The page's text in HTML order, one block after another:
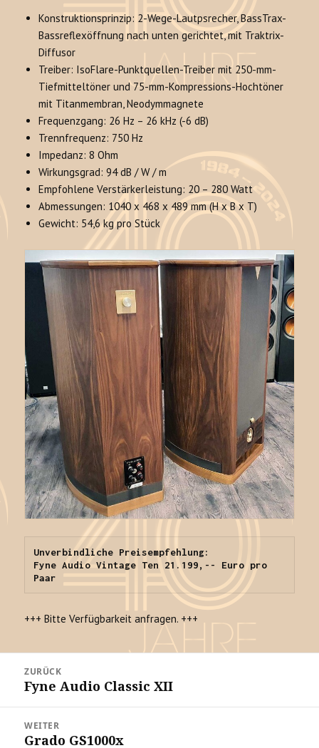
Konstruktionsprinzip: 2-Wege-Lautpsrecher, BassTrax-
Bassreflexöffnung nach unten gerichtet, mit Traktrix-
Diffusor
Treiber: IsoFlare-Punktquellen-Treiber mit 250-mm-
Tiefmitteltöner und 75-mm-Kompressions-Hochtöner
mit Titanmembran, Neodymmagnete
Frequenzgang: 26 Hz – 26 kHz (-6 dB)
Trennfrequenz: 750 Hz
Impedanz: 8 Ohm
Wirkungsgrad: 94 dB / W / m
Empfohlene Verstärkerleistung: 20 – 280 Watt
Abmessungen: 1040 x 468 x 489 mm (H x B x T)
Gewicht: 54,6 kg pro Stück
Unverbindliche Preisempfehlung:
Fyne Audio Vintage Ten 21.199,-- Euro pro
Paar
+++ Bitte Verfügbarkeit anfragen. +++
Navigation
ZURÜCK
Vorheriger
Beitrag:
Fyne Audio Classic XII
WEITER
Nächster
Grado GS1000x